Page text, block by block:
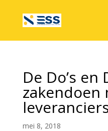
De Do’s en
zakendoen
mei 8, 2018